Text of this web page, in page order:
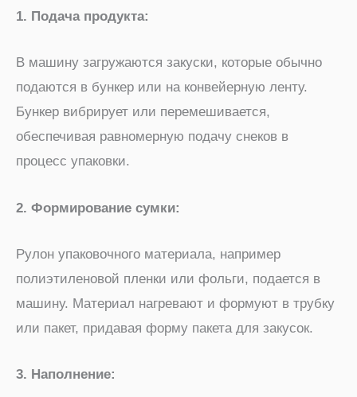
1. Подача продукта:
В машину загружаются закуски, которые обычно
подаются в бункер или на конвейерную ленту.
Бункер вибрирует или перемешивается,
обеспечивая равномерную подачу снеков в
процесс упаковки.
2. Формирование сумки:
Рулон упаковочного материала, например
полиэтиленовой пленки или фольги, подается в
машину. Материал нагревают и формуют в трубку
или пакет, придавая форму пакета для закусок.
3. Наполнение: